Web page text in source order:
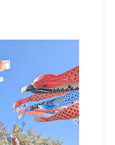
寝起きすっぴんおばさんを
よ。 なるくんママかわいい